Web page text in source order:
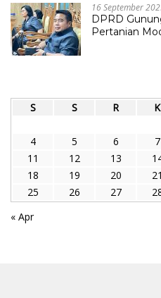
16 September
DPRD
Pertanian
S
S R K
4
5 6 7
11
12 13
18
19 20 21
25
26 27
« Apr